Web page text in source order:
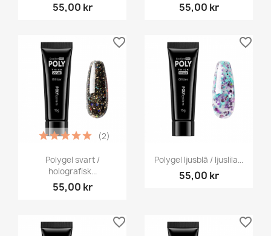
55,00 kr 55,00 kr
Polygel svart /
holografisk...
55,00 kr
(2)
favorite_border
Polygel ljusblå / ljuslila...
55,00 kr
favorite_border
favorite_border favorite_border